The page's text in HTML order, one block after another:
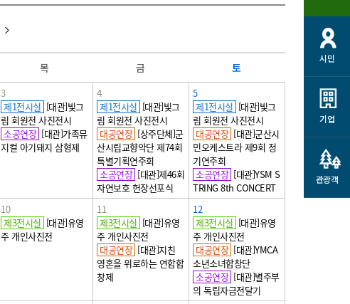
목 금 토
3
제1전시실 [대관]빛그
림 회원전 사진전시
소공연장 [대관]가족뮤
지컬 아기돼지 삼형제
4
제1전시실 [대관]빛그
림 회원전 사진전시
대공연장 [상주단체]군
산시립교향악단 제74회
특별기획연주회
소공연장 [대관]제46회
자연보호 헌장선포식
5
제1전시실 [대관]빛그
림 회원전 사진전시
대공연장 [대관]군산시
민오케스트라 제9회 정
기연주회
소공연장 [대관]YSM S
TRING 8th CONCERT
10
제3전시실 [대관]유영
주 개인사진전
11
제3전시실 [대관]유영
주 개인사진전
대공연장 [대관]지친
영혼을 위로하는 연합합
창제
12
제3전시실 [대관]유영
주 개인사진전
대공연장 [대관]YMCA
소년소녀합창단
소공연장 [대관]별주부
의 독립자금전달기
시민
기업
관광객